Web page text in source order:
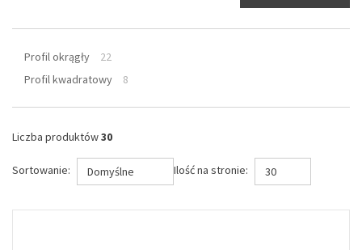
Profil okrągły
22
Profil kwadratowy
8
Liczba produktów30
Sortowanie: Domyślne Ilość na stronie: 30